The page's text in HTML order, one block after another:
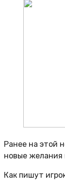
Ранее на этой
новые желания
Как пишут